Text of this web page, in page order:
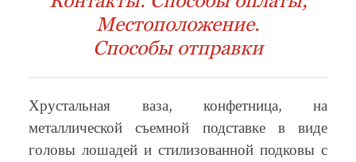
Местоположение.
Способы отправки
Хрустальная ваза, конфетница, на
металлической съемной подставке в виде
головы лошадей и стилизованной подковы с